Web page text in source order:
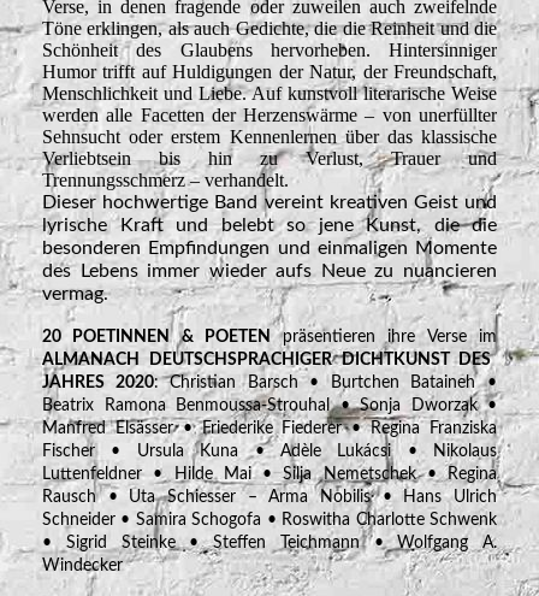
Verse, in denen fragende oder zuweilen auch zweifelnde
Töne erklingen, als auch Gedichte, die die Reinheit und die
Schönheit des Glaubens hervorheben. Hintersinniger
Humor trifft auf Huldigungen der Natur, der Freundschaft,
Menschlichkeit und Liebe. Auf kunstvoll literarische Weise
werden alle Facetten der Herzenswärme – von unerfüllter
Sehnsucht oder erstem Kennenlernen über das klassische
Verliebtsein bis hin zu Verlust, Trauer und
Trennungsschmerz – verhandelt.
Dieser hochwertige Band vereint kreativen Geist und
lyrische Kraft und belebt so jene Kunst, die die
besonderen Empfindungen und einmaligen Momente
des Lebens immer wieder aufs Neue zu nuancieren
vermag.
20 POETINNEN & POETENpräsentieren ihre Verse im
ALMANACH DEUTSCHSPRACHIGER DICHTKUNST DES
JAHRES 2020: Christian Barsch • Burtchen Bataineh •
Beatrix Ramona Benmoussa-Strouhal • Sonja Dworzak •
Manfred Elsässer • Friederike Fiederer • Regina Franziska
Fischer • Ursula Kuna • Adèle Lukácsi • Nikolaus
Luttenfeldner • Hilde Mai • Silja Nemetschek • Regina
Rausch • Uta Schiesser – Arma Nobilis • Hans Ulrich
Schneider • Samira Schogofa • Roswitha Charlotte Schwenk
• Sigrid Steinke • Steffen Teichmann • Wolfgang A.
Windecker